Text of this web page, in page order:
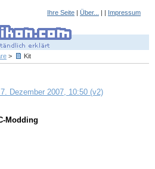
Ihre Seite | Über... | | Impressum
> Kit
Dezember 2007, 10:50 (v2)
Modding